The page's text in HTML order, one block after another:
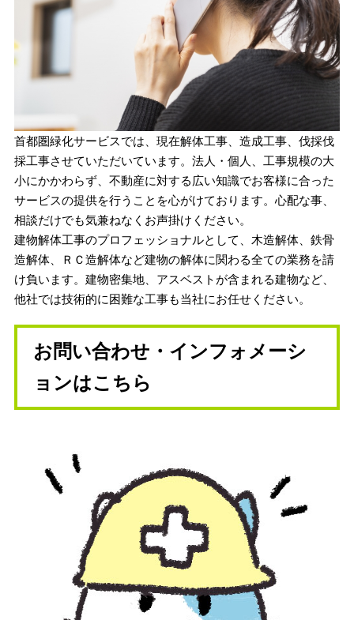
首都圏緑化サービスでは、現在解体工事、造成工事、伐採伐
採工事させていただいています。法人・個人、工事規模の大
小にかかわらず、不動産に対する広い知識でお客様に合った
サービスの提供を行うことを心がけております。 心配な事、
相談だけでも気兼ねなくお声掛けください。
建物解体工事のプロフェッショナルとして、木造解体、鉄骨
造解体、ＲＣ造解体など建物の解体に関わる全ての業務を請
け負います。建物密集地、アスベストが含まれる建物など、
他社では技術的に困難な工事も当社にお任せください。
お問い合わせ・インフォメーシ
ョンはこちら